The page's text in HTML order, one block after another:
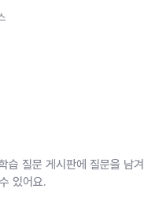
습 질문 게시판에 질문을 남겨
있어요.